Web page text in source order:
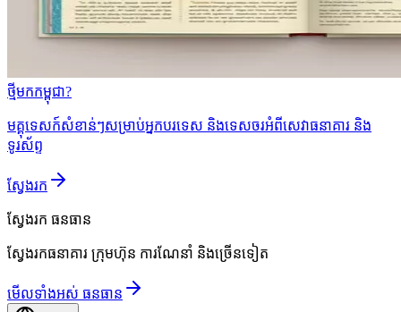
ថ្មីមកកម្ពុជា?
មគ្គុទេសក៍សំខាន់ៗសម្រាប់អ្នកបរទេស និងទេសចរអំពីសេវាធនាគារ និង
ទូរស័ព្ទ
ស្វែងរក
ស្វែងរក ធនធាន
ស្វែងរកធនាគារ ក្រុមហ៊ុន ការណែនាំ និងច្រើនទៀត
មើលទាំងអស់ ធនធាន